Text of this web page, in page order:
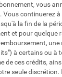
vous
Vous continuerez
la fin de la
et pour quelque
une
à certains ou à
de ces crédits,
seule discrétion.